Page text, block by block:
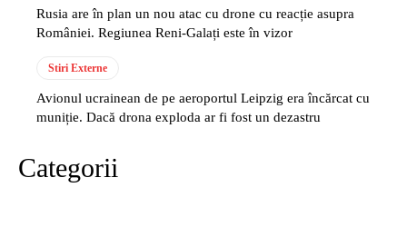
Rusia are în plan un nou atac cu drone cu reacție asupra
României. Regiunea Reni-Galați este în vizor
Stiri Externe
Avionul ucrainean de pe aeroportul Leipzig era încărcat cu
muniție. Dacă drona exploda ar fi fost un dezastru
Categorii